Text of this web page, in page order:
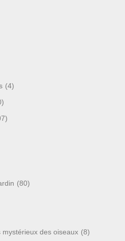
(4)
(80)
mystérieux des oiseaux (8)